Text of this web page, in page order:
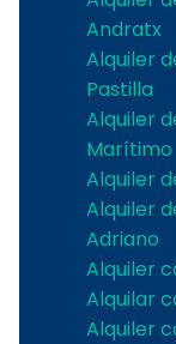
Andratx
Alquiler
Pastilla
Alquiler
Marítimo
Alquiler
Alquiler
Adriano
Alquiler
Alquilar
Alquiler